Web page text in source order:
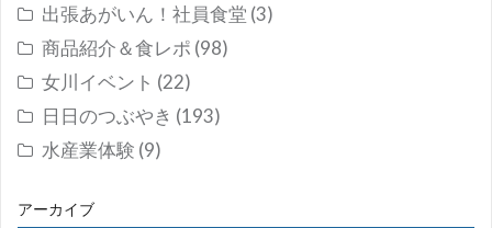
出張あがいん！社員食堂 (3)
商品紹介＆食レポ (98)
女川イベント (22)
日日のつぶやき (193)
水産業体験 (9)
アーカイブ